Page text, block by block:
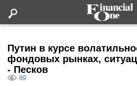
Статьи
Путин в курсе
фондовых рынках,
- Песков
89